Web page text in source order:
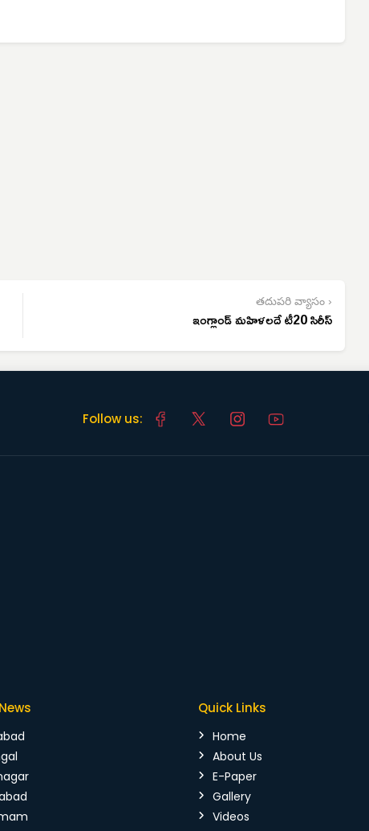
తదుపరి వ్యాసం ›
ఇంగ్లాండ్ మహిళలదే టీ20 సిరీస్
Follow us:
Quick Links
Home
About Us
E-Paper
Gallery
Videos